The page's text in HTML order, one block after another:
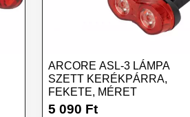
ARCORE ASL-3 LÁMPA
SZETT KERÉKPÁRRA,
FEKETE, MÉRET
5 090 Ft